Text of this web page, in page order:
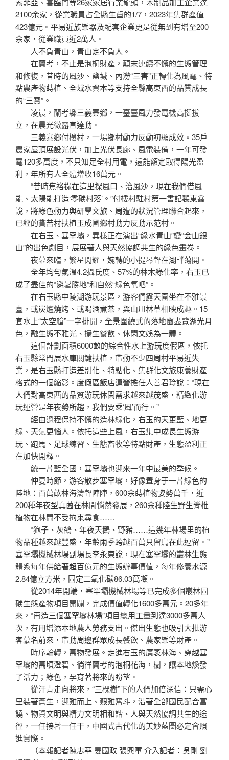
2100余家，從業職員占全縣生齒的1/7，2023年集群產值
423億元。平易近族樂器及配套企業更是從無到有增至200
余家，從業職員近2萬人。
人不負青山，青山定不負人。
在蘭考，不止是泡桐財產，顛末連續不懈的生態管理
和修復，昔時的風沙、鹽堿、內澇“三害”正轉化為風電、特
點農產物蒔植、全域水資本等支持全縣高東西的品質成長
的“三寶”。
凌晨，蘭考縣三義寨鄉，一臺臺風力發電機高挺拔
立，在晨光微露直達動。
三義寨鄉付樓村，一場鄉村動力反動初顯成效。35戶
農家屋頂展設光伏，加上光伏長廊、風電裝備，一年可發
電120多萬度，不只知足全村用電，還能額定取得陽光盈
利，年所有人全體增收16萬元。
“昔時焦裕祿在這里探風口、治風沙，現在我們借風
能、太陽能打造‘零碳村落’。”付樓村駐村第一書記裴東鑫
說，將綠色動力與研學文旅、周遭的狀況管理聯合起來，
已經的貧苦村扶植玉成國鄉村動力反動示范村。
在右玉、塞罕壩，異樣正在演出“綠水青山”變“金山銀
山”的出色劇目，展展著人與天然協調共生的綠色畫卷。
夜幕來臨，繁星閃耀，婉轉的小提琴聲在湖畔蕩開。
全年均勻氣溫4.2攝氏度、57%的林木綠化率，右玉已
成了盡佳的“避暑勝地”和自然“綠色氧吧”。
在右玉縣中陵湖游玩景區，游客們露天圍坐在不雅景
臺，或炭爐燒烤、或喝酒煮茶，與山川林草相映成趣。15
套水上“太空艙”一字排開，全景圍繞式的落地窗盡覽湖光月
色，融生態不雅光、攝生餐飲、休閑文娛為一體。
這個計劃面積6000畝的綜合性水上游玩度假區，依托
右玉縣常門展水庫關鍵扶植，帶動不少四周村平易近失
業，是右玉縣打造差別化、特點化、集群化文旅康養財產
格式的一個縮影。度假區飯店運營擔任人善君玲說：“現在
人們對高東西的品質游玩休閑需求越來越茂盛，精緻化游
玩運營是年夜勢所趨，我們要乘‘風’而行。”
經由過程保持不懈的造林綠化，右玉的天更藍、地更
綠、天氣更惱人。依托這些上風，右玉集中成長生態游
玩、跑馬、足球練習、生態畜牧等特點財產，生態盈利正
在加快開釋。
統一片藍全國，塞罕壩也迎來一年中最美的季候。
仲夏時節，游客散步塞罕壩，好像置身于一片綠色的
陸地：百萬畝林海濤聲陣陣，600余蒔植物姿勢萬千，近
200種年夜型真菌在林間悄然發展，260余種陸生野生脊椎
植物在林間不受拘束尋食……
“狍子、灰鶴、年夜天鵝、野豬……這幾年林場里的植
物品種越來越豐盛，年齡兩季跨越百萬只留鳥在此逗留。”
塞罕壩機械林場副場長李永東說，現在塞罕壩的叢林生態
體系每年供給著超百億元的生態辦事價值，每年修養水源
2.84億立方米，固定二氧化碳86.03萬噸。
從2014年開端，塞罕壩機械林場等已完成多個叢林固
碳生態產物項目開闢，完成價值轉化1600多萬元。20多年
來，“再造三個塞罕壩林場”項目總用工量到達3000多萬人
次，有用增添本地農人勞務支出。傑出生態也吸引大批游
客慕名前來，帶動周邊群眾成長餐飲、農家樂等財產。
時序輪轉，萬物發展。走進右玉的廣袤林海、穿越塞
罕壩的萬頃澄碧、徜徉蘭考的泡桐花海，樹，讓本地煥發
了活力；綠色，孕育著將來的盼望。
從汗青走向將來，“三棵樹”下的人們加倍深信：只需心
里裝著蒼生，迎難而上、艱難奮斗，沿著全部國民配合富
饒、物資文明與精力文明相和諧、人與天然協調共生的途
徑，一任接著一任干，中國式古代化的美妙藍圖必定會照
進實際。
（本報記者陳忠華 晏國政 張興軍 介入記者：吳剛 劉